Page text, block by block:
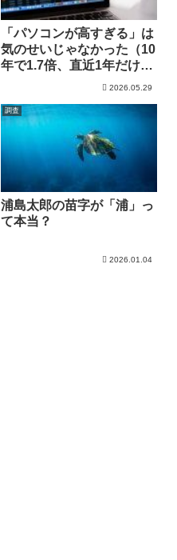
「パソコンが高すぎる」は
気のせいじゃなかった（10
年で1.7倍、直近1年だけで
2万円上昇の衝撃） 2026.05.29
調査
浦島太郎の苗字が「浦」っ
て本当？
2026.01.04